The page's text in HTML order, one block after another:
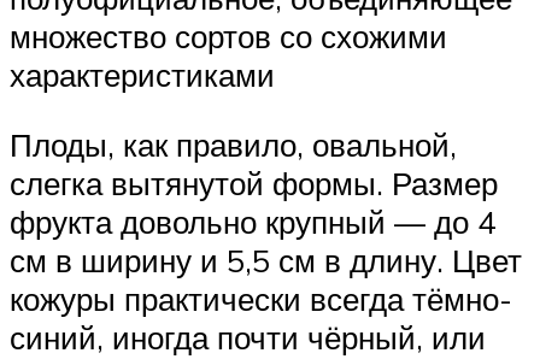
множество сортов со схожими
характеристиками
Плоды, как правило, овальной,
слегка вытянутой формы. Размер
фрукта довольно крупный — до 4
см в ширину и 5,5 см в длину. Цвет
кожуры практически всегда тёмно-
синий, иногда почти чёрный, или